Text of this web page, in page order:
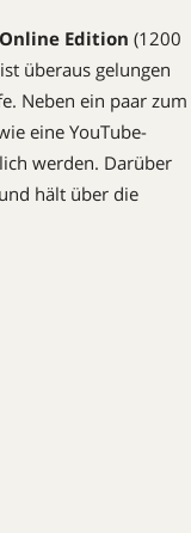
Edition (1200
überaus gelungen
Neben ein paar zum
eine YouTube-
werden. Darüber
hält über die